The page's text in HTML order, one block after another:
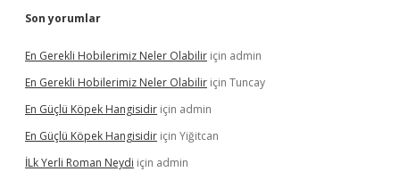
Son yorumlar
En Gerekli Hobilerimiz Neler Olabilir için admin
En Gerekli Hobilerimiz Neler Olabilir için Tuncay
En Güçlü Köpek Hangisidir için admin
En Güçlü Köpek Hangisidir için Yiğitcan
İLk Yerli Roman Neydi için admin